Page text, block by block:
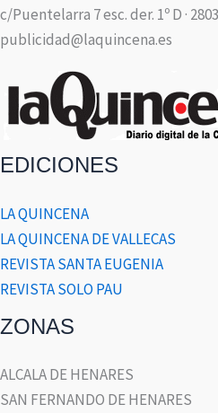
c/Puentelarra 7 esc. der. 1º D ·
publicidad@laquincena.es
EDICIONES
LA QUINCENA
LA QUINCENA DE VALLECAS
REVISTA SANTA EUGENIA
REVISTA SOLO PAU
ZONAS
ALCALA DE HENARES
SAN FERNANDO DE HENARES